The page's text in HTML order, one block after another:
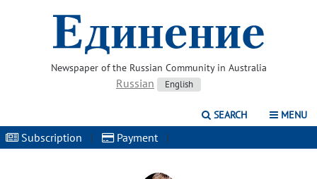
Newspaper of the Russian Community in Australia
Russian English
SEARCH MENU
Subscription | Payment |